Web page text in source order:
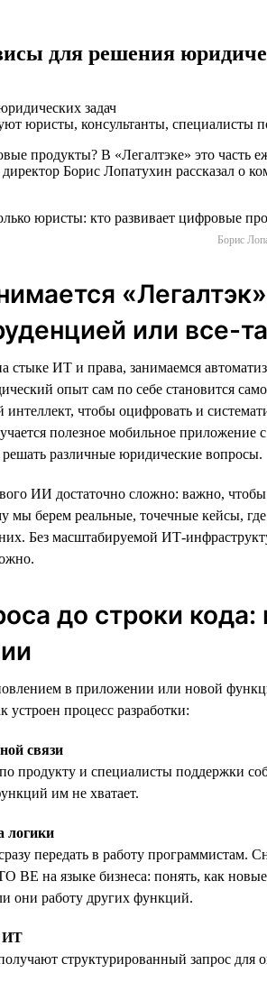
для решения
юристы, консультанты, специалисты
продукты? В «Легалтэке» это
Борис Лопатухин рассказал о
Борис
или все-
стыке ИТ и права, занимаемся
опыт сам по себе становится
интеллект, чтобы оцифровать и
полезное мобильное
решать различные юридические вопросы.
ИИ достаточно сложно: важно, чтобы
мы берем реальные, точечные кейсы,
Без масштабируемой ИТ-
до строки
в приложении или новой
устроен процесс разработки:
связи
продукту и специалисты поддержки
им не хватает.
логики
передать в работу программистам.
BE на языке бизнеса: понять, как
они работу других функций.
ИТ
структурированный запрос для